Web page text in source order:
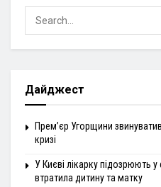
Дайджест
Прем’єр Угорщини
кризі
У Києві лікарку підозрюють
втратила дитину та матку